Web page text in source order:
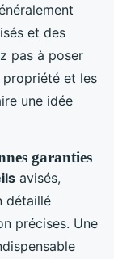
et des
pas à poser
et les
une idée
garanties
avisés,
détaillé
précises. Une